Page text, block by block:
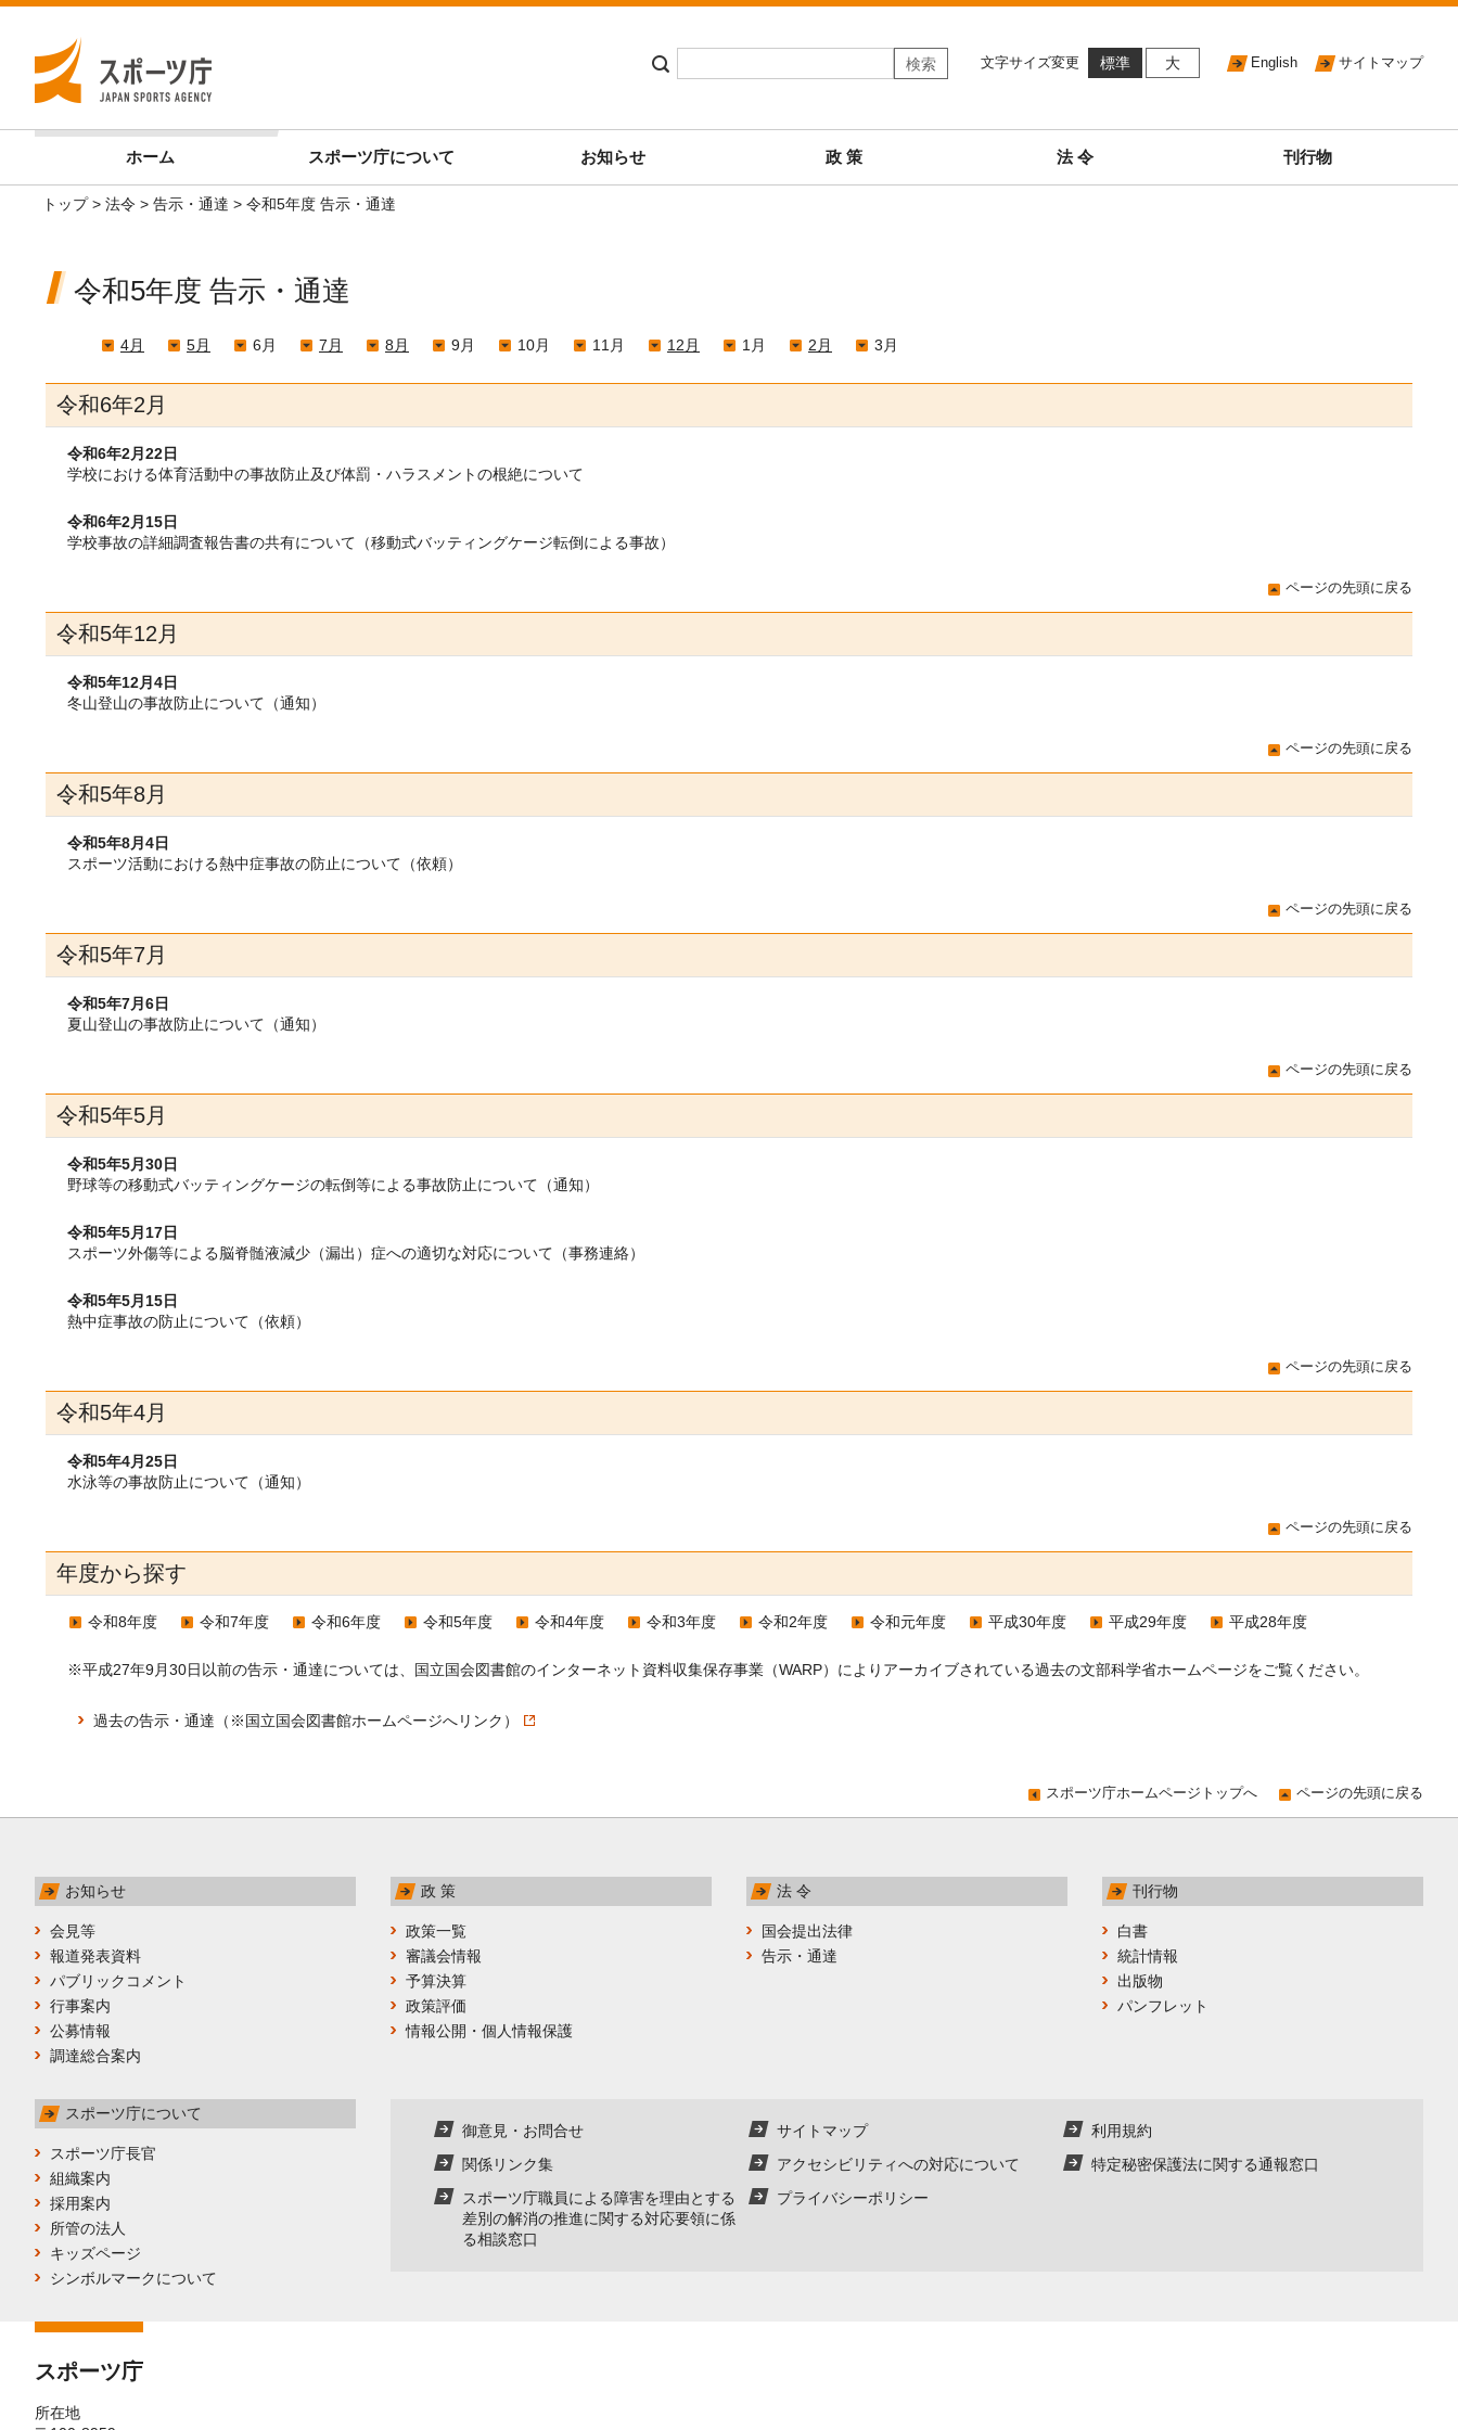
English サイトマップ
文字サイズ変更 標準 大
ホーム スポーツ庁について お知らせ 政 策 法 令 刊行物
トップ> 法令 > 告示・通達 > 令和5年度 告示・通達
令和5年度 告示・通達
4月 5月 6月 7月 8月 9月 10月 11月 12月 1月 2月 3月
令和6年2月
令和6年2月22日
学校における体育活動中の事故防止及び体罰・ハラスメントの根絶について
令和6年2月15日
学校事故の詳細調査報告書の共有について（移動式バッティングケージ転倒による事故）
ページの先頭に戻る
令和5年12月
令和5年12月4日
冬山登山の事故防止について（通知）
ページの先頭に戻る
令和5年8月
令和5年8月4日
スポーツ活動における熱中症事故の防止について（依頼）
ページの先頭に戻る
令和5年7月
令和5年7月6日
夏山登山の事故防止について（通知）
ページの先頭に戻る
令和5年5月
令和5年5月30日
野球等の移動式バッティングケージの転倒等による事故防止について（通知）
令和5年5月17日
スポーツ外傷等による脳脊髄液減少（漏出）症への適切な対応について（事務連絡）
令和5年5月15日
熱中症事故の防止について（依頼）
ページの先頭に戻る
令和5年4月
令和5年4月25日
水泳等の事故防止について（通知）
ページの先頭に戻る
年度から探す
令和8年度 令和7年度 令和6年度 令和5年度 令和4年度 令和3年度 令和2年度 令和元年度 平成30年度 平成29年度 平成28年度
※平成27年9月30日以前の告示・通達については、国立国会図書館のインターネット資料収集保存事業（WARP）によりアーカイブされている過去の文部科学省ホームページをご覧ください。
過去の告示・通達（※国立国会図書館ホームページへリンク）
ページの先頭に戻る
スポーツ庁ホームページトップへ
お知らせ
会見等
報道発表資料
パブリックコメント
行事案内
公募情報
調達総合案内
政 策
政策一覧
審議会情報
予算決算
政策評価
情報公開・個人情報保護
法 令
国会提出法律
告示・通達
刊行物
白書
統計情報
出版物
パンフレット
スポーツ庁について
スポーツ庁長官
組織案内
採用案内
所管の法人
キッズページ
シンボルマークについて
御意見・お問合せ サイトマップ
利用規約
関係リンク集
アクセシビリティへの対応について
特定秘密保護法に関する通報窓口
スポーツ庁職員による障害を理由とする
差別の解消の推進に関する対応要領に係
る相談窓口
プライバシーポリシー
スポーツ庁
所在地